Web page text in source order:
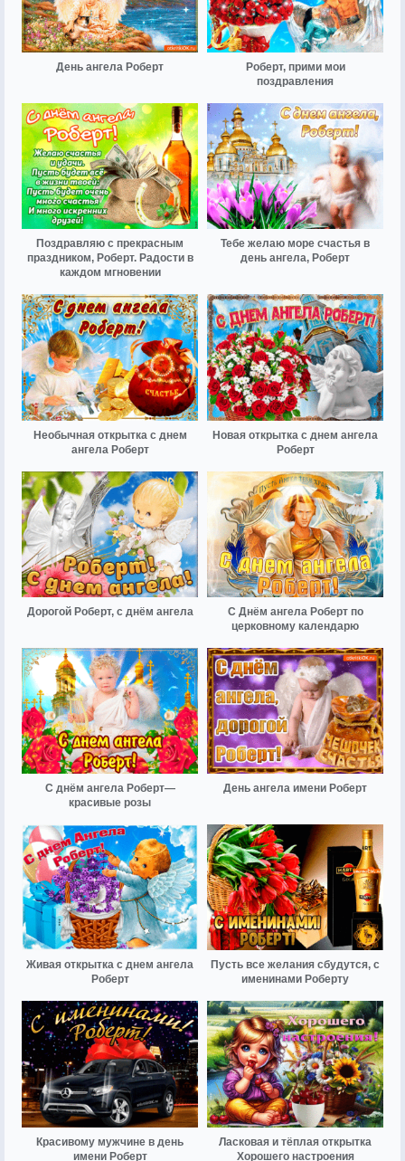
День ангела Роберт
Роберт, прими мои
поздравления
Поздравляю с прекрасным
праздником, Роберт. Радости в
каждом мгновении
Тебе желаю море счастья в
день ангела, Роберт
Необычная открытка с днем
ангела Роберт
Новая открытка с днем ангела
Роберт
Дорогой Роберт, с днём ангела
С Днём ангела Роберт по
церковному календарю
С днём ангела Роберт—
красивые розы
День ангела имени Роберт
Живая открытка с днем ангела
Роберт
Пусть все желания сбудутся, с
именинами Роберту
Красивому мужчине в день
имени Роберт
Ласковая и тёплая открытка
Хорошего настроения